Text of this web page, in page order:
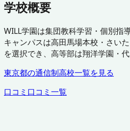
学校概要
WILL学園は集団教科学習・個別指
キャンパスは高田馬場本校・さい
を選択でき、高等部は翔洋学園・
東京都の通信制高校一覧を見る
口コミ 口コミ一覧